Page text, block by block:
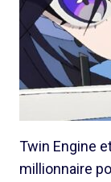
Twin Engine
millionnaire